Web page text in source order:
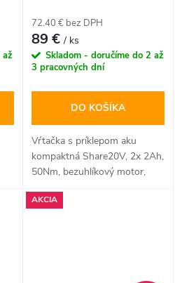
až
2Ah, 50Nm, bezuhlíkový
motor
72.40 € bez DPH
89 €/ ks
Skladom - doručíme do 2 až
3 pracovných dní
DO KOŠÍKA
Vŕtačka s príklepom aku
kompaktná Share20V, 2x 2Ah,
50Nm, bezuhlíkový motor,
AKCIA